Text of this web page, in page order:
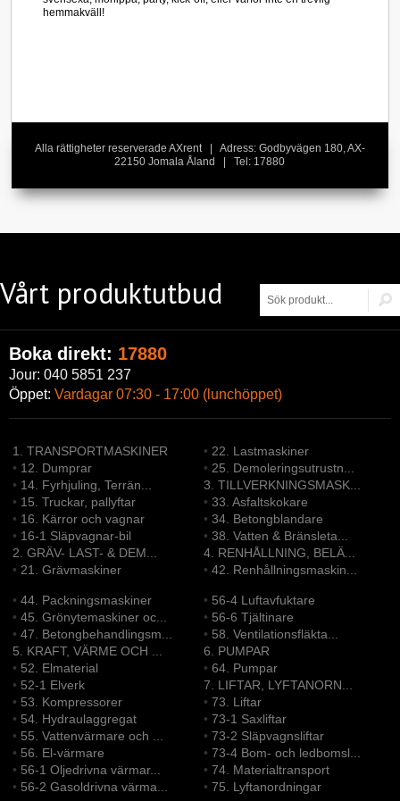
hemmakväll!
Alla rättigheter reserverade AXrent | Adress: Godbyvägen 180, AX-
22150 Jomala Åland | Tel: 17880
Vårt produktutbud
Boka direkt: 17880
Jour: 040 5851 237
Öppet: Vardagar 07:30 - 17:00 (lunchöppet)
1. TRANSPORTMASKINER
• 12. Dumprar
• 14. Fyrhjuling, Terrän...
• 15. Truckar, pallyftar
• 16. Kärror och vagnar
• 16-1 Släpvagnar-bil
2. GRÄV- LAST- & DEM...
• 21. Grävmaskiner
• 22. Lastmaskiner
• 25. Demoleringsutrustn...
3. TILLVERKNINGSMASK...
•33. Asfaltskokare
•34. Betongblandare
•38. Vatten & Bränsleta...
4. RENHÅLLNING, BELÄ...
•42. Renhållningsmaskin...
•44. Packningsmaskiner
•45. Grönytemaskiner oc...
•47. Betongbehandlingsm...
5. KRAFT, VÄRME OCH ...
• 52. Elmaterial
• 52-1 Elverk
• 53. Kompressorer
• 54. Hydraulaggregat
• 55. Vattenvärmare och ...
• 56. El-värmare
• 56-1 Oljedrivna värmar...
• 56-2 Gasoldrivna värma...
• 56-4 Luftavfuktare
• 56-6 Tjältinare
• 58. Ventilationsfläkta...
6. PUMPAR
•64. Pumpar
7. LIFTAR, LYFTANORN...
•73. Liftar
•73-1 Saxliftar
•73-2 Släpvagnsliftar
•73-4 Bom- och ledbomsl...
•74. Materialtransport
•75. Lyftanordningar